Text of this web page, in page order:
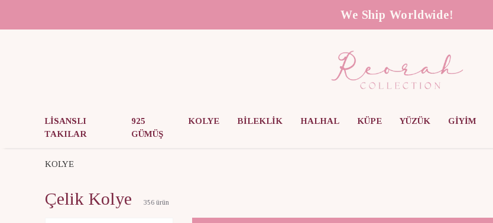
We Ship Worldwide!
LİSANSLI
TAKILAR
925
GÜMÜŞ
KOLYE BİLEKLİK HALHAL KÜPE YÜZÜK GİYİM
KOLYE
Çelik Kolye 356 ürün